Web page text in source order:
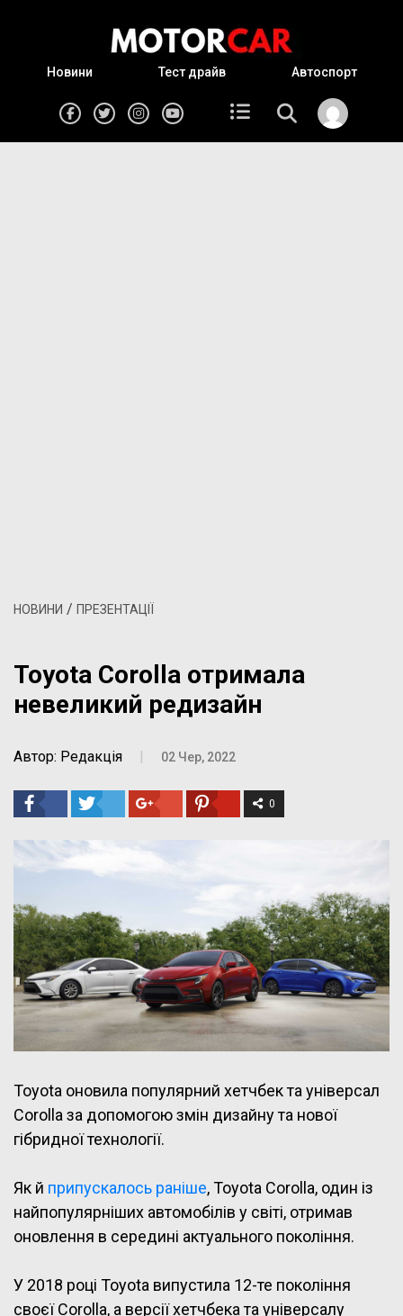
Новини Тест драйв Автоспорт
НОВИНИ / ПРЕЗЕНТАЦІЇ
Toyota Corolla отримала
невеликий редизайн
Автор: Редакція | 02 Чер, 2022
0
Toyota оновила популярний хетчбек та універсал
Corolla за допомогою змін дизайну та нової
гібридної технології.
Як й припускалось раніше, Toyota Corolla, один із
найпопулярніших автомобілів у світі, отримав
оновлення в середині актуального покоління.
У 2018 році Toyota випустила 12-те покоління
своєї Corolla, а версії хетчбека та універсалу